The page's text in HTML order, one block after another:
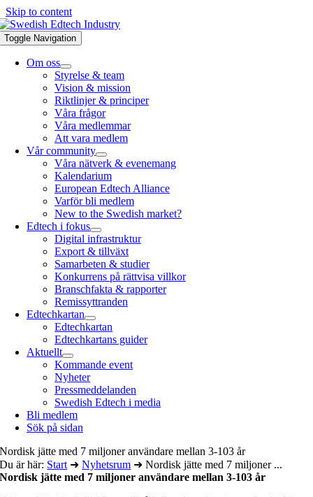
Skip to content
Toggle Navigation
Om oss
Styrelse & team
Vision & mission
Riktlinjer & principer
Våra frågor
Våra medlemmar
Att vara medlem
Vår community
Våra nätverk & evenemang
Kalendarium
European Edtech Alliance
Varför bli medlem
New to the Swedish market?
Edtech i fokus
Digital infrastruktur
Export & tillväxt
Samarbeten & studier
Konkurrens på rättvisa villkor
Branschfakta & rapporter
Remissyttranden
Edtechkartan
Edtechkartan
Edtechkartans guider
Aktuellt
Kommande event
Nyheter
Pressmeddelanden
Swedish Edtech i media
Bli medlem
Sök på sidan
Nordisk jätte med 7 miljoner användare mellan 3-103 år
Du är här: Start ➜Nyhetsrum ➜Nordisk jätte med 7 miljoner ...
Nordisk jätte med 7 miljoner användare mellan 3-103 år